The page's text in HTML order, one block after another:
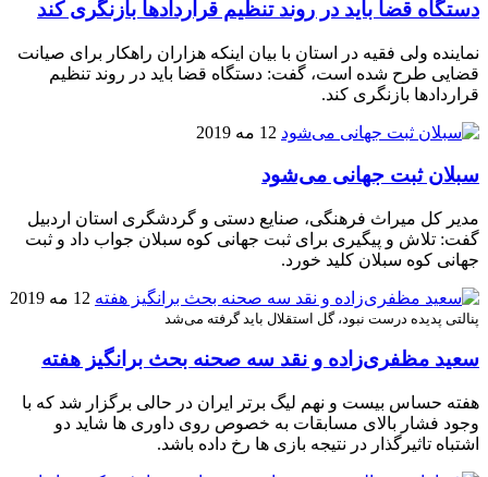
دستگاه قضا باید در روند تنظیم قراردادها بازنگری کند
نماینده ولی فقیه در استان با بیان اینکه هزاران راهکار برای صیانت
قضایی طرح شده است، گفت: دستگاه قضا باید در روند تنظیم
قراردادها بازنگری کند.
12 مه 2019
سبلان ثبت جهانی می‌شود
مدیر کل میراث فرهنگی، صنایع دستی و گردشگری استان اردبیل
گفت: تلاش و پیگیری برای ثبت جهانی کوه سبلان جواب داد و ثبت
جهانی کوه سبلان کلید خورد.
12 مه 2019
پنالتی پدیده درست نبود، گل استقلال باید گرفته می‌شد
سعید مظفری‌زاده و نقد سه صحنه بحث برانگیز هفته
هفته حساس بیست و نهم لیگ برتر ایران در حالی برگزار شد که با
وجود فشار بالای مسابقات به خصوص روی داوری ها شاید دو
اشتباه تاثیرگذار در نتیجه بازی ها رخ داده باشد.